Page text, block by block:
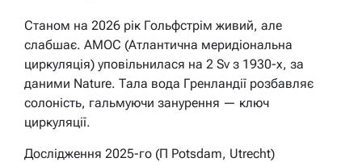
Станом на 2026 рік Гольфстрім живий, але
слабшає. AMOC (Атлантична меридіональна
циркуляція) уповільнилася на 2 Sv з 1930-х, за
даними Nature. Тала вода Гренландії розбавляє
солоність, гальмуючи занурення — ключ
циркуляції.
Дослідження 2025-го (П Potsdam, Utrecht)